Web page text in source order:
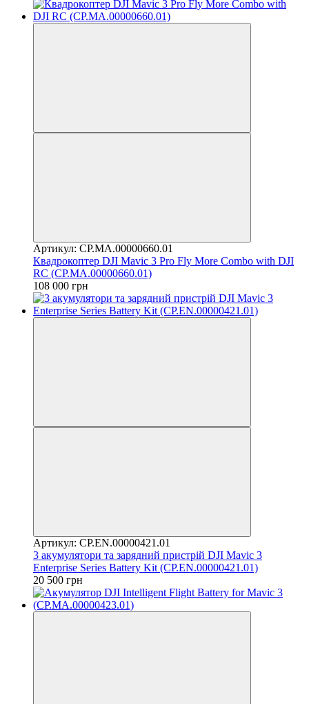
Артикул: CP.MA.00000660.01
Квадрокоптер DJI Mavic 3 Pro Fly More Combo with DJI
RC (CP.MA.00000660.01)
108 000 грн
Артикул: CP.EN.00000421.01
3 акумулятори та зарядний пристрій DJI Mavic 3
Enterprise Series Battery Kit (CP.EN.00000421.01)
20 500 грн